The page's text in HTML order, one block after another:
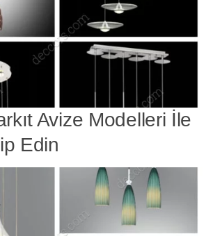
Avize Modelleri İle
Edin